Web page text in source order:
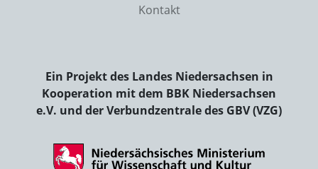
Kontakt
Ein Projekt des Landes Niedersachsen in
Kooperation mit dem BBK Niedersachsen
e.V. und der Verbundzentrale des GBV (VZG)